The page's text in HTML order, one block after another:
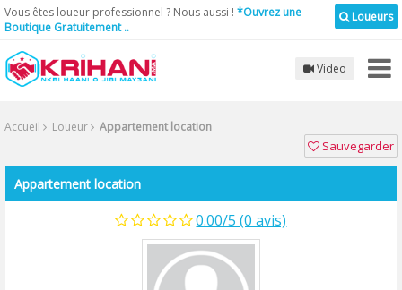
Loueurs
Vous êtes loueur professionnel ? Nous aussi ! *Ouvrez une
Boutique Gratuitement ..
Video
Accueil Loueur Appartement location
Sauvegarder
Appartement location
0.00/5 (0 avis)